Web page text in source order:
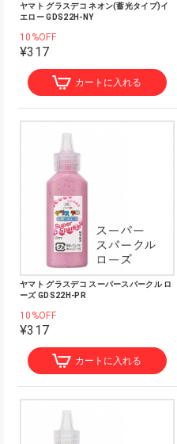
ヤマト グラスデコ ネオン(蓄光タイプ)イ
エロー GDS22H-NY
10%OFF
¥317
カートに入れる
ヤマト グラスデコ スーパースパークル ロ
ーズ GDS22H-PR
10%OFF
¥317
カートに入れる